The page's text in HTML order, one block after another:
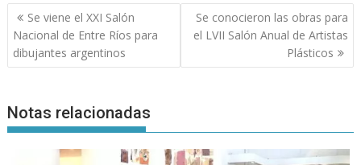
Navegación
de
entradas
Se viene el XXI Salón
Nacional de Entre Ríos para
dibujantes argentinos
Se conocieron las obras para
el LVII Salón Anual de Artistas
Plásticos
Notas relacionadas